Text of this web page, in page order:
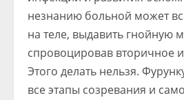
незнанию больной может
на теле, выдавить гнойную
спровоцировав вторичное
Этого делать нельзя.
все этапы созревания и